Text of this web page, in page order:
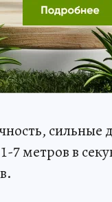
сильные
7 метров в